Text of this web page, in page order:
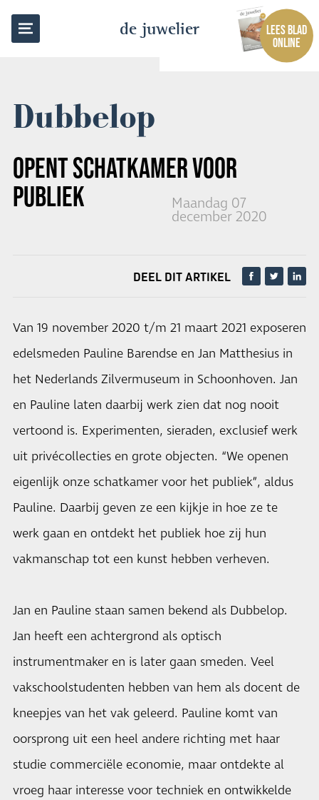
de juwelier
LEES BLAD
ONLINE
Dubbelop
OPENT SCHATKAMER VOOR
PUBLIEK
Maandag 07
december 2020
TERUG NAAR OVERZICHT
DEEL DIT ARTIKEL
Van 19 november 2020 t/m 21 maart 2021 exposeren
edelsmeden Pauline Barendse en Jan Matthesius in
het Nederlands Zilvermuseum in Schoonhoven. Jan
en Pauline laten daarbij werk zien dat nog nooit
vertoond is. Experimenten, sieraden, exclusief werk
uit privécollecties en grote objecten. “We openen
eigenlijk onze schatkamer voor het publiek”, aldus
Pauline. Daarbij geven ze een kijkje in hoe ze te
werk gaan en ontdekt het publiek hoe zij hun
vakmanschap tot een kunst hebben verheven.
Jan en Pauline staan samen bekend als Dubbelop.
Jan heeft een achtergrond als optisch
instrumentmaker en is later gaan smeden. Veel
vakschoolstudenten hebben van hem als docent de
kneepjes van het vak geleerd. Pauline komt van
oorsprong uit een heel andere richting met haar
studie commerciële economie, maar ontdekte al
vroeg haar interesse voor techniek en ontwikkelde